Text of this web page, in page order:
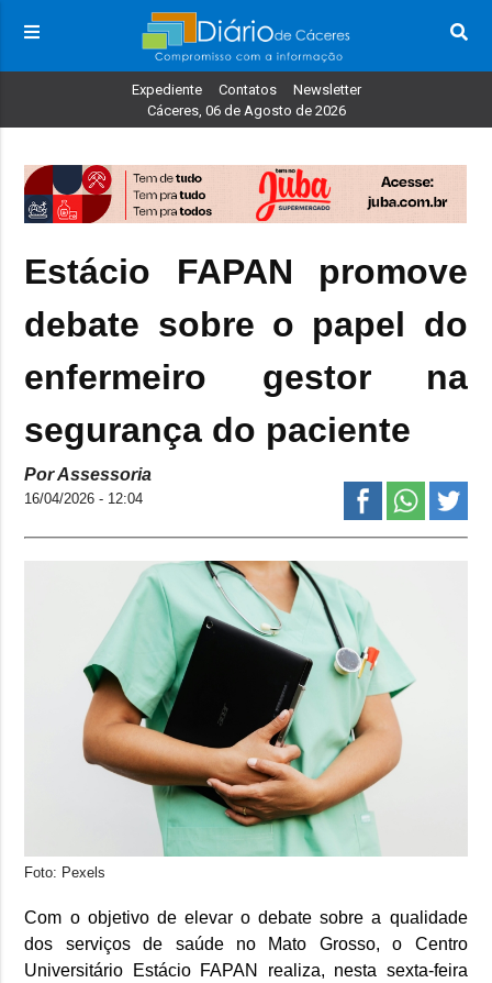
Expediente Contatos
Newsletter
Cáceres, 06 de Agosto de 2026
Estácio FAPAN promove
debate sobre o papel do
enfermeiro gestor na
segurança do paciente
Por Assessoria
16/04/2026 - 12:04
Foto: Pexels
Com o objetivo de elevar o debate sobre a qualidade
dos serviços de saúde no Mato Grosso, o Centro
Universitário Estácio FAPAN realiza, nesta sexta-feira